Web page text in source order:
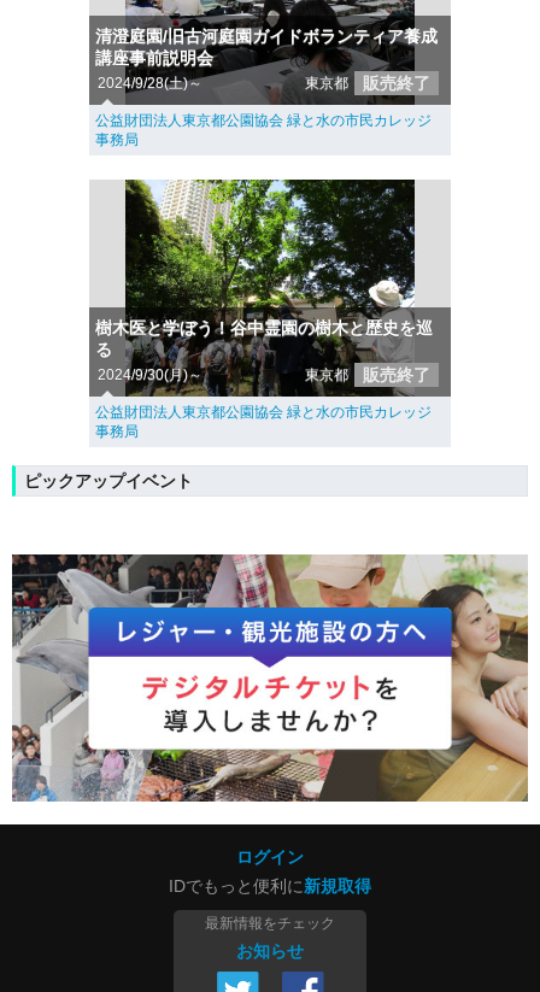
清澄庭園/旧古河庭園ガイドボランティア養成
講座事前説明会
2024/9/28(土)～ 東京都 販売終了
公益財団法人東京都公園協会 緑と水の市民カレッジ
事務局
樹木医と学ぼう！谷中霊園の樹木と歴史を巡
る
2024/9/30(月)～ 東京都 販売終了
公益財団法人東京都公園協会 緑と水の市民カレッジ
事務局
ピックアップイベント
ログイン
IDでもっと便利に新規取得
最新情報をチェック
お知らせ